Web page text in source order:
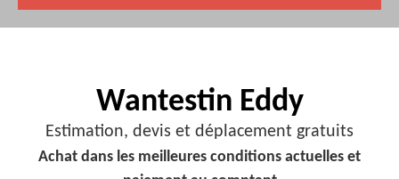
Wantestin Eddy
Estimation, devis et déplacement gratuits
Achat dans les meilleures conditions actuelles et